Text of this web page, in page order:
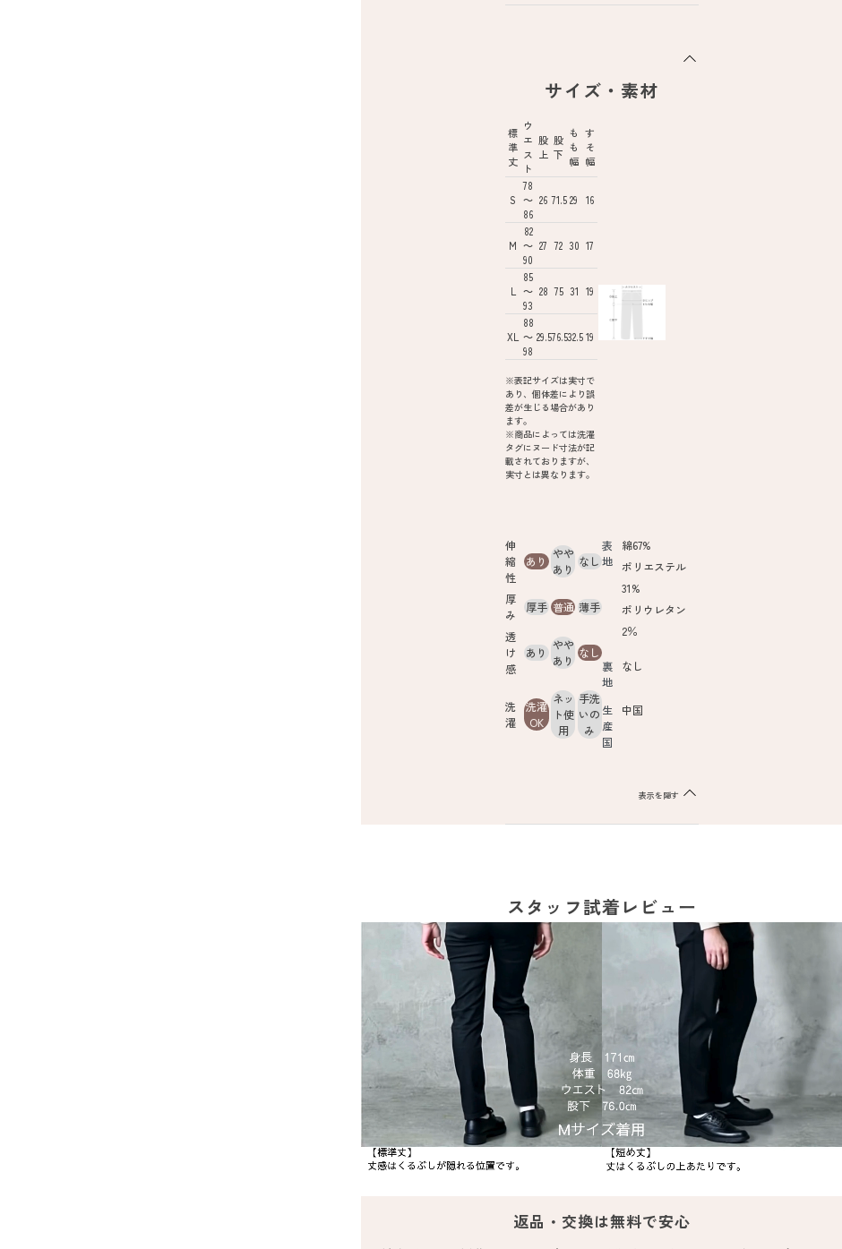
サイズ・素材
標
準
丈
ウ
エ
ス
ト
股
上
股
下
も
も
幅
す
そ
幅
S
78
～
86
26 71.5 29 16
M
82
～
90
27 72 30 17
L
85
～
93
28 75 31 19
XL
88
～
98
29.576.532.519
※表記サイズは実寸で
あり、個体差により誤
差が生じる場合があり
ます。
※商品によっては洗濯
タグにヌード寸法が記
載されておりますが、
実寸とは異なります。
伸
縮
性
あり
やや
あり
なし
厚
み
厚手 普通 薄手
透
け
感
あり
やや
あり
なし
洗
濯
洗濯
OK
ネッ
ト使
用
手洗
いの
み
表
地
綿67%
ポリエステル
31%
ポリウレタン
2％
裏
地
なし
生
産
国
中国
表示を隠す
スタッフ試着レビュー
返品・交換は無料で安心